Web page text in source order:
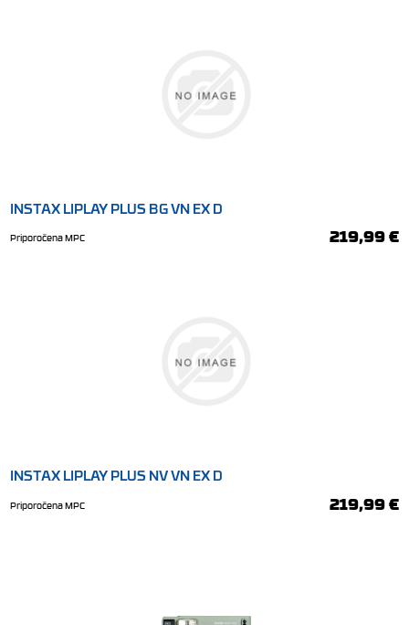
INSTAX LIPLAY PLUS BG VN EX D
Priporočena MPC 219,99 €
INSTAX LIPLAY PLUS NV VN EX D
Priporočena MPC 219,99 €